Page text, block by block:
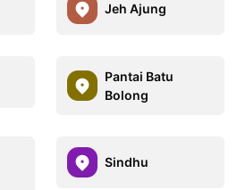
Jeh Ajung
Pantai Batu
Bolong
Sindhu